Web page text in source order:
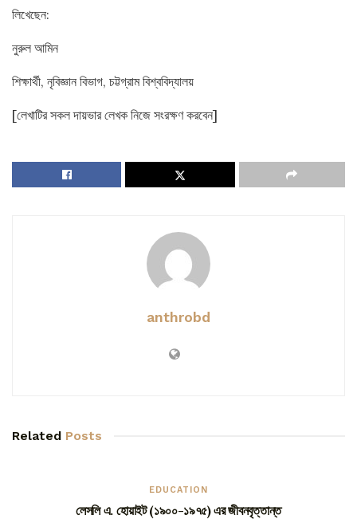
লিখেছেন:
নুরুল আমিন
শিক্ষার্থী, নৃবিজ্ঞান বিভাগ, চট্টগ্রাম বিশ্ববিদ্যালয়
[লেখাটির সকল দায়ভার লেখক নিজে সংরক্ষণ করবেন]
anthrobd
Related Posts
EDUCATION
লেসলি এ. হোয়াইট (১৯০০-১৯৭৫) এর জীবনবৃত্তান্ত